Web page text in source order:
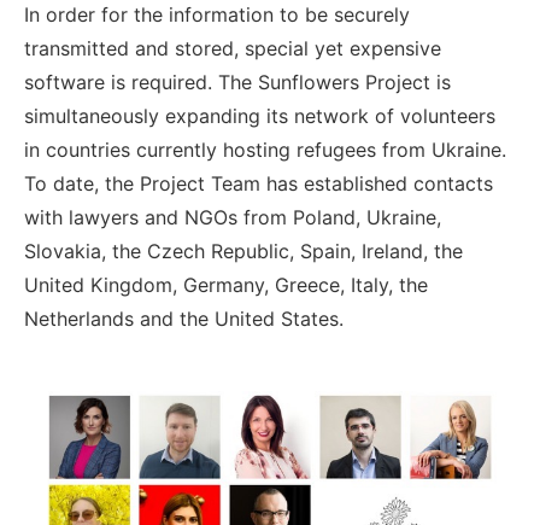
In order for the information to be securely
transmitted and stored, special yet expensive
software is required. The Sunflowers Project is
simultaneously expanding its network of volunteers
in countries currently hosting refugees from Ukraine.
To date, the Project Team has established contacts
with lawyers and NGOs from Poland, Ukraine,
Slovakia, the Czech Republic, Spain, Ireland, the
United Kingdom, Germany, Greece, Italy, the
Netherlands and the United States.